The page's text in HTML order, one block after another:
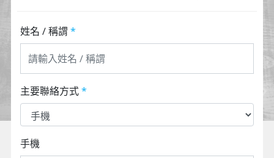
姓名 / 稱謂 *
主要聯絡方式*
手機